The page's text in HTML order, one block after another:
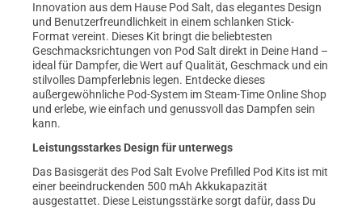
Innovation aus dem Hause Pod Salt, das elegantes Design
und Benutzerfreundlichkeit in einem schlanken Stick-
Format vereint. Dieses Kit bringt die beliebtesten
Geschmacksrichtungen von Pod Salt direkt in Deine Hand –
ideal für Dampfer, die Wert auf Qualität, Geschmack und ein
stilvolles Dampferlebnis legen. Entdecke dieses
außergewöhnliche Pod-System im Steam-Time Online Shop
und erlebe, wie einfach und genussvoll das Dampfen sein
kann.
Leistungsstarkes Design für unterwegs
Das Basisgerät des Pod Salt Evolve Prefilled Pod Kits ist mit
einer beeindruckenden 500 mAh Akkukapazität
ausgestattet. Diese Leistungsstärke sorgt dafür, dass Du